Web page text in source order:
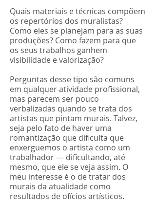
Quais materiais e técnicas compõem
os repertórios dos muralistas?
Como eles se planejam para as suas
produções? Como fazem para que
os seus trabalhos ganhem
visibilidade e valorização?
Perguntas desse tipo são comuns
em qualquer atividade profissional,
mas parecem ser pouco
verbalizadas quando se trata dos
artistas que pintam murais. Talvez,
seja pelo fato de haver uma
romantização que dificulta que
enxerguemos o artista como um
trabalhador — dificultando, até
mesmo, que ele se veja assim. O
meu interesse é o de tratar dos
murais da atualidade como
resultados de ofícios artísticos.